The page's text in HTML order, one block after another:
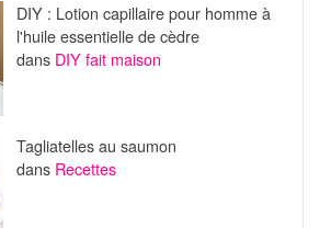
DIY : Lotion capillaire pour homme à
l'huile essentielle de cèdre
dans DIY fait maison
Tagliatelles au saumon
dans Recettes